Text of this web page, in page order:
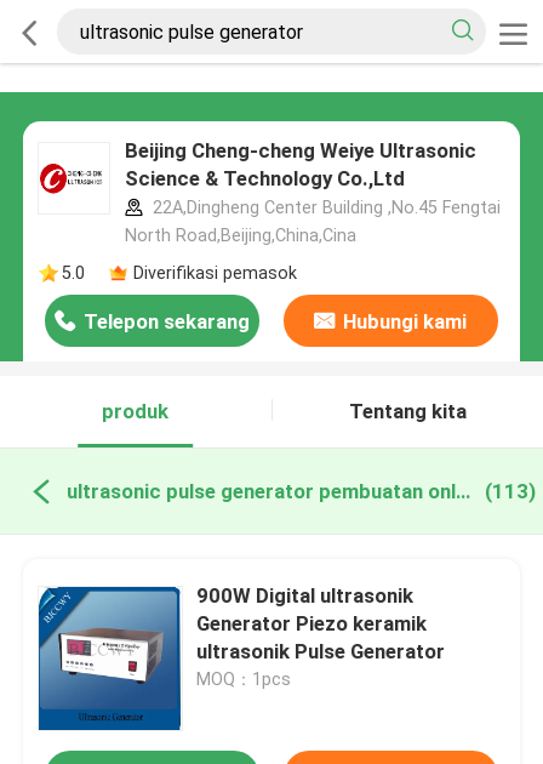
Beijing Cheng-cheng Weiye Ultrasonic
Science & Technology Co.,Ltd
22A,Dingheng Center Building ,No.45 Fengtai
North Road,Beijing,China,Cina
5.0
Diverifikasi pemasok
Telepon sekarang Hubungi kami
produk Tentang kita
ultrasonic pulse generator pembuatan online (113)
900W Digital ultrasonik
Generator Piezo keramik
ultrasonik Pulse Generator
MOQ：1pcs